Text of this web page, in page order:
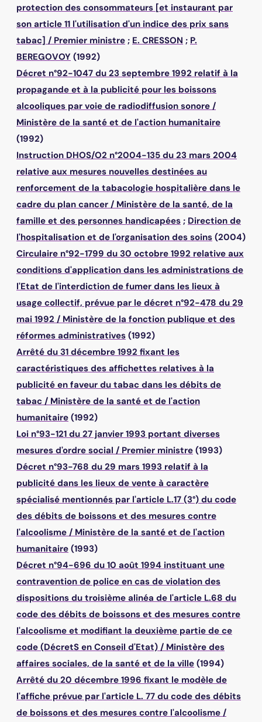
protection des consommateurs [et instaurant par
son article 11 l'utilisation d'un indice des prix sans
tabac] / Premier ministre ; E. CRESSON ; P.
BEREGOVOY (1992)
Décret n°92-1047 du 23 septembre 1992 relatif à la
propagande et à la publicité pour les boissons
alcooliques par voie de radiodiffusion sonore /
Ministère de la santé et de l'action humanitaire
(1992)
Instruction DHOS/O2 n°2004-135 du 23 mars 2004
relative aux mesures nouvelles destinées au
renforcement de la tabacologie hospitalière dans le
cadre du plan cancer / Ministère de la santé, de la
famille et des personnes handicapées ; Direction de
l'hospitalisation et de l'organisation des soins (2004)
Circulaire n°92-1799 du 30 octobre 1992 relative aux
conditions d'application dans les administrations de
l'Etat de l'interdiction de fumer dans les lieux à
usage collectif, prévue par le décret n°92-478 du 29
mai 1992 / Ministère de la fonction publique et des
réformes administratives (1992)
Arrêté du 31 décembre 1992 fixant les
caractéristiques des affichettes relatives à la
publicité en faveur du tabac dans les débits de
tabac / Ministère de la santé et de l'action
humanitaire (1992)
Loi n°93-121 du 27 janvier 1993 portant diverses
mesures d'ordre social / Premier ministre (1993)
Décret n°93-768 du 29 mars 1993 relatif à la
publicité dans les lieux de vente à caractère
spécialisé mentionnés par l'article L.17 (3°) du code
des débits de boissons et des mesures contre
l'alcoolisme / Ministère de la santé et de l'action
humanitaire (1993)
Décret n°94-696 du 10 août 1994 instituant une
contravention de police en cas de violation des
dispositions du troisième alinéa de l'article L.68 du
code des débits de boissons et des mesures contre
l'alcoolisme et modifiant la deuxième partie de ce
code (DécretS en Conseil d'Etat) / Ministère des
affaires sociales, de la santé et de la ville (1994)
Arrêté du 20 décembre 1996 fixant le modèle de
l'affiche prévue par l'article L. 77 du code des débits
de boissons et des mesures contre l'alcoolisme /